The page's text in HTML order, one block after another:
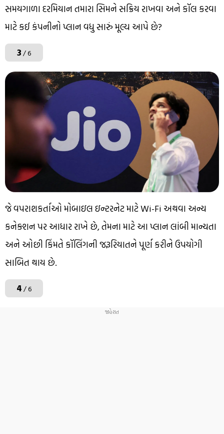
સમયગાળા દરમિયાન તમારા સિમને સક્રિય રાખવા અને કૉલ કરવા
માટે કઈ કંપનીનો પ્લાન વધુ સારું મૂલ્ય આપે છે?
3/ 6
જે ​​વપરાશકર્તાઓ મોબાઇલ ઇન્ટરનેટ માટે Wi-Fi અથવા અન્ય
કનેક્શન પર આધાર રાખે છે, તેમના માટે આ પ્લાન લાંબી માન્યતા
અને ઓછી કિંમતે કૉલિંગની જરૂરિયાતને પૂર્ણ કરીને ઉપયોગી
સાબિત થાય છે.
4/ 6